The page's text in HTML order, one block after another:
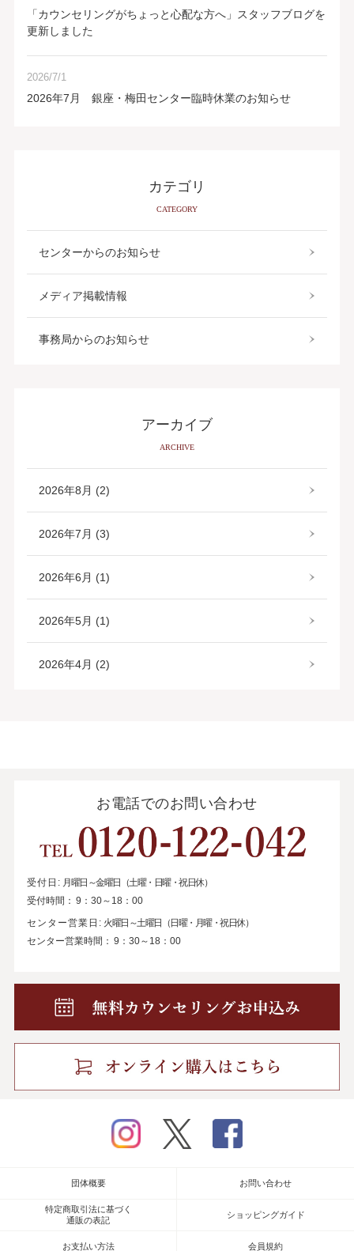
「カウンセリングがちょっと心配な方へ」スタッフブログを
更新しました
2026/7/1
2026年7月 銀座・梅田センター臨時休業のお知らせ
カテゴリ
CATEGORY
センターからのお知らせ
メディア掲載情報
事務局からのお知らせ
アーカイブ
ARCHIVE
2026年8月 (2)
2026年7月 (3)
2026年6月 (1)
2026年5月 (1)
2026年4月 (2)
お電話でのお問い合わせ
受付日: 月曜日～金曜日（土曜・日曜・祝日休）
受付時間： 9：30～18：00
センター営業日: 火曜日～土曜日（日曜・月曜・祝日休）
センター営業時間： 9：30～18：00
instagram
団体概要 お問い合わせ
特定商取引法に基づく
通販の表記
ショッピングガイド
お支払い方法 会員規約